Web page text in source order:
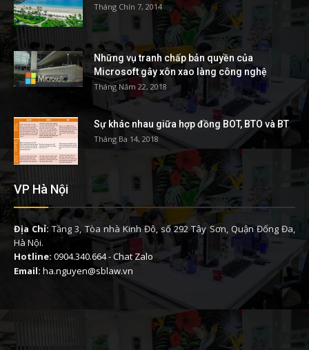
Tháng Chín 7, 2014
Những vụ tranh chấp bản quyền của
Microsoft gây xôn xao làng công nghệ
Tháng Năm 22, 2018
Sự khác nhau giữa hợp đồng BOT, BTO và BT
Tháng Ba 14, 2018
VP Hà Nội
Địa Chỉ: Tầng 3, Tòa nhà Kinh Đô, số 292 Tây Sơn, Quận Đống Đa,
Hà Nội.
Hotline: 0904.340.664-Chat Zalo
Email: ha.nguyen@sblaw.vn